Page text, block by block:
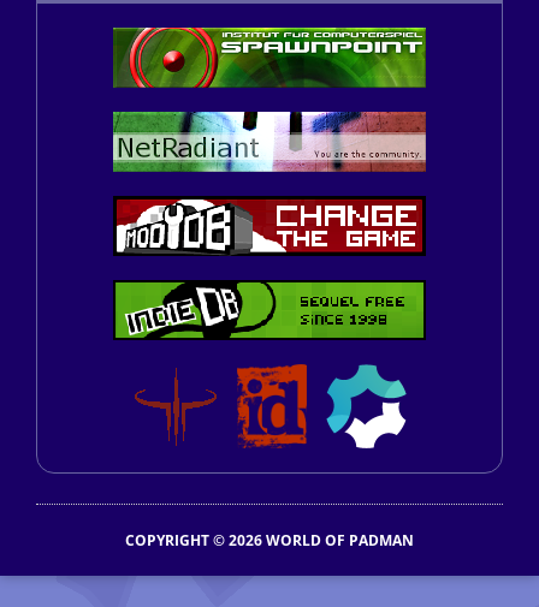
COPYRIGHT © 2026 WORLD OF PADMAN